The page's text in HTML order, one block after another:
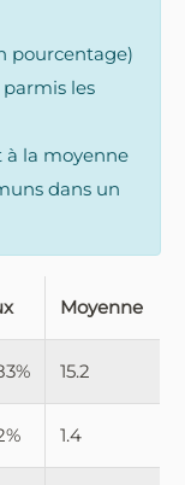
pourcentage)
les
à la moyenne
dans un
Moyenne
15.2
1.4